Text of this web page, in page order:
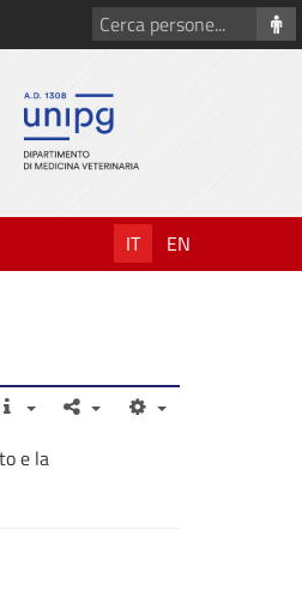
Cerca
persone
IT EN
e la